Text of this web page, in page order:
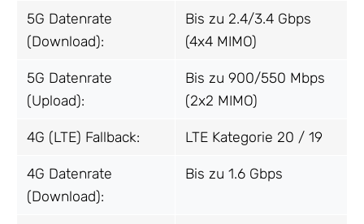
5G Datenrate
(Download):
Bis zu 2.4/3.4 Gbps
(4x4 MIMO)
5G Datenrate
(Upload):
Bis zu 900/550 Mbps
(2x2 MIMO)
4G (LTE) Fallback: LTE Kategorie 20 / 19
4G Datenrate
(Download):
Bis zu 1.6 Gbps